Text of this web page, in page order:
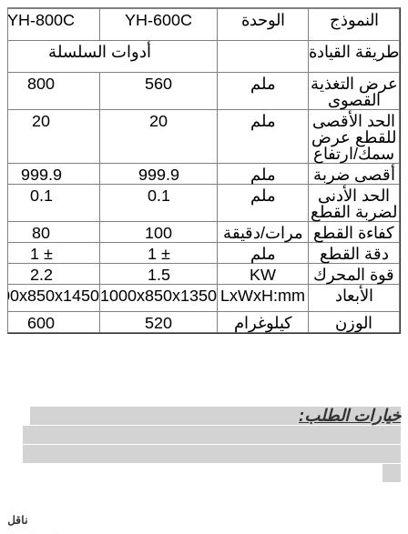
النموذج الوحدة YH-600C
YH-800C
طريقة القيادة
أدوات السلسلة
عرض التغذية
القصوى
ملم 560
800
الحد الأقصى
للقطع عرض
سمك/ارتفاع
ملم 20
20
أقصى ضربة ملم 999.9
999.9
الحد الأدنى
لضربة القطع
ملم 0.1
0.1
كفاءة القطع مرات/دقيقة 100
80
دقة القطع
ملم ± 1
± 1
قوة المحرك
KW
1.5
2.2
الأبعاد
LxWxH:mm
1000x850x1350
الوزن
كيلوغرام 520
600
خيارات الطلب:
ناقل